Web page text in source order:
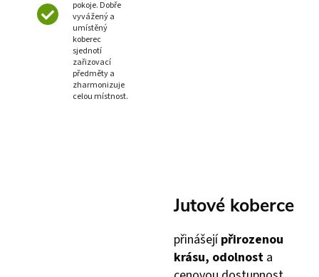
pokoje. Dobře
vyvážený a
umístěný
koberec
sjednotí
zařizovací
předměty a
zharmonizuje
celou místnost.
Jutové koberce
přinášejípřirozenou
krásu, odolnost a